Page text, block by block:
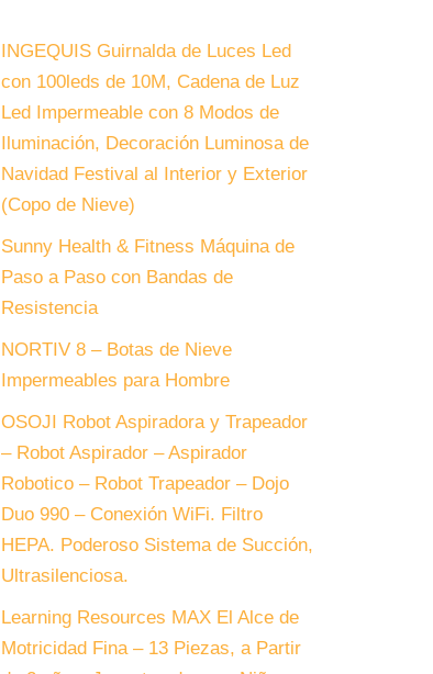
INGEQUIS Guirnalda de Luces Led
con 100leds de 10M, Cadena de Luz
Led Impermeable con 8 Modos de
Iluminación, Decoración Luminosa de
Navidad Festival al Interior y Exterior
(Copo de Nieve)
Sunny Health & Fitness Máquina de
Paso a Paso con Bandas de
Resistencia
NORTIV 8 – Botas de Nieve
Impermeables para Hombre
OSOJI Robot Aspiradora y Trapeador
– Robot Aspirador – Aspirador
Robotico – Robot Trapeador – Dojo
Duo 990 – Conexión WiFi. Filtro
HEPA. Poderoso Sistema de Succión,
Ultrasilenciosa.
Learning Resources MAX El Alce de
Motricidad Fina – 13 Piezas, a Partir